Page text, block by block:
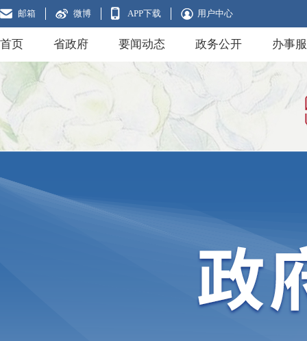
邮箱 微博 APP下载 用户中心
首页 省政府 要闻动态 政务公开 办事